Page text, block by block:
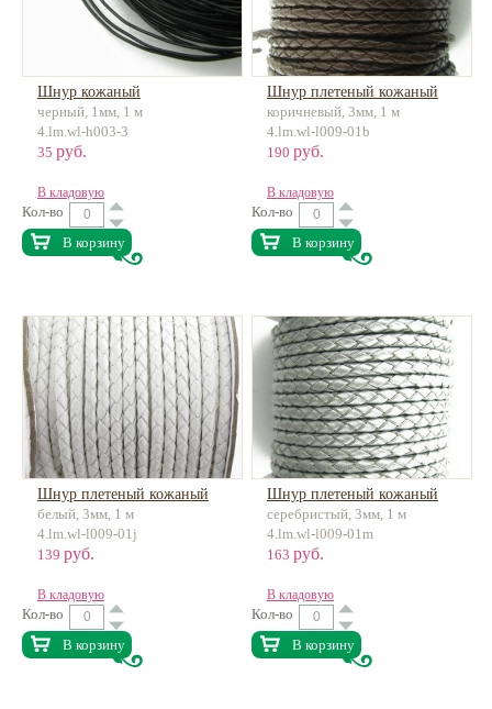
Шнур кожаный
черный, 1мм, 1 м
4.lm.wl-h003-3
35 руб.
В кладовую
Кол-во
В корзину
Шнур плетеный кожаный
коричневый, 3мм, 1 м
4.lm.wl-l009-01b
190 руб.
В кладовую
Кол-во
В корзину
Шнур плетеный кожаный
белый, 3мм, 1 м
4.lm.wl-l009-01j
139 руб.
В кладовую
Кол-во
В корзину
Шнур плетеный кожаный
серебристый, 3мм, 1 м
4.lm.wl-l009-01m
163 руб.
В кладовую
Кол-во
В корзину